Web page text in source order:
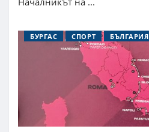
БУРГАС СПОРТ БЪЛГАРИЯ